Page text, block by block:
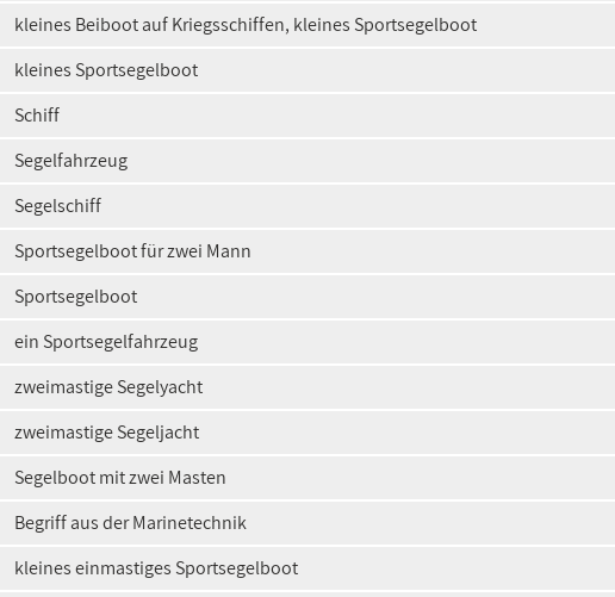
kleines Beiboot auf Kriegsschiffen, kleines Sportsegelboot
kleines Sportsegelboot
Schiff
Segelfahrzeug
Segelschiff
Sportsegelboot für zwei Mann
Sportsegelboot
ein Sportsegelfahrzeug
zweimastige Segelyacht
zweimastige Segeljacht
Segelboot mit zwei Masten
Begriff aus der Marinetechnik
kleines einmastiges Sportsegelboot